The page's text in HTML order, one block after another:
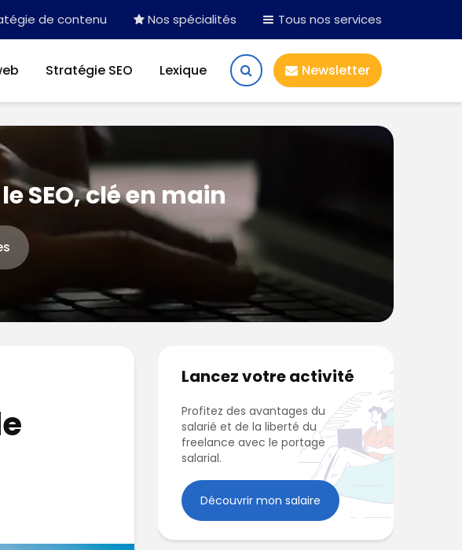
de contenu Nos spécialités Tous nos services
Stratégie SEO Lexique Newsletter
SEO, clé en main
Lancez votre activité
Profitez des avantages du
salarié et de la liberté du
freelance avec le portage
salarial.
Découvrir mon salaire